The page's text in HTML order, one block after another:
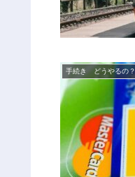
手続き どうやるの？